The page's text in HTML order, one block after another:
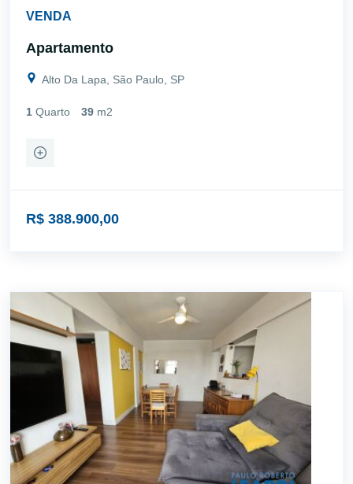
VENDA
Apartamento
Alto Da Lapa, São Paulo, SP
1 Quarto 39 m2
R$ 388.900,00